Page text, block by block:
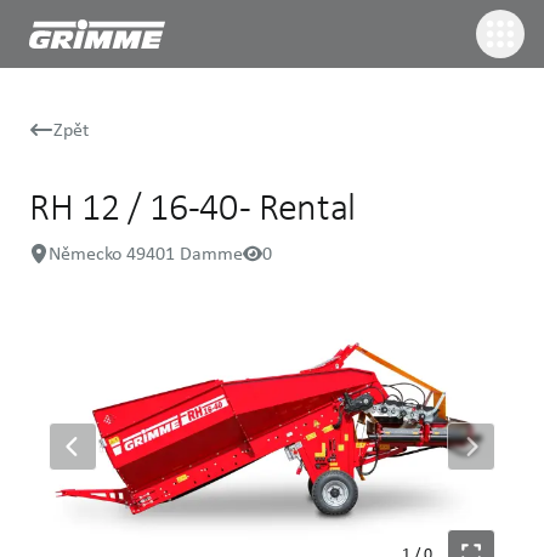
Zpět
RH 12 / 16-40 - Rental
Německo 49401 Damme 0